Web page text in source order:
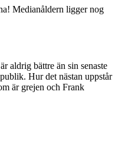
Medianåldern ligger nog
aldrig bättre än sin senaste
Hur det nästan uppstår
är grejen och Frank